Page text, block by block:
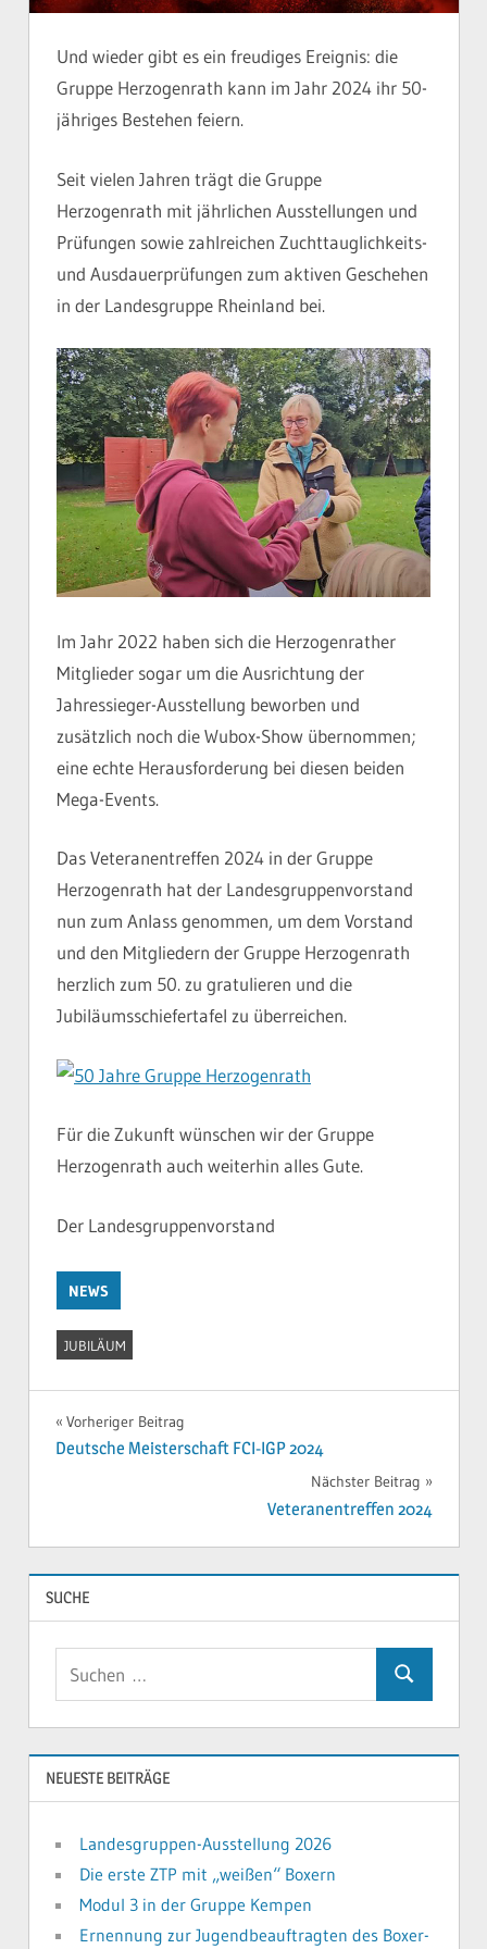
Und wieder gibt es ein freudiges Ereignis: die
Gruppe Herzogenrath kann im Jahr 2024 ihr 50-
jähriges Bestehen feiern.
Seit vielen Jahren trägt die Gruppe
Herzogenrath mit jährlichen Ausstellungen und
Prüfungen sowie zahlreichen Zuchttauglichkeits-
und Ausdauerprüfungen zum aktiven Geschehen
in der Landesgruppe Rheinland bei.
Im Jahr 2022 haben sich die Herzogenrather
Mitglieder sogar um die Ausrichtung der
Jahressieger-Ausstellung beworben und
zusätzlich noch die Wubox-Show übernommen;
eine echte Herausforderung bei diesen beiden
Mega-Events.
Das Veteranentreffen 2024 in der Gruppe
Herzogenrath hat der Landesgruppenvorstand
nun zum Anlass genommen, um dem Vorstand
und den Mitgliedern der Gruppe Herzogenrath
herzlich zum 50. zu gratulieren und die
Jubiläumsschiefertafel zu überreichen.
Für die Zukunft wünschen wir der Gruppe
Herzogenrath auch weiterhin alles Gute.
Der Landesgruppenvorstand
NEWS
JUBILÄUM
Beitragsnavigation
Vorheriger Beitrag
Deutsche Meisterschaft FCI-IGP 2024
Nächster Beitrag
Veteranentreffen 2024
SUCHE
Suchen
NEUESTE BEITRÄGE
Landesgruppen-Ausstellung 2026
Die erste ZTP mit „weißen“ Boxern
Modul 3 in der Gruppe Kempen
Ernennung zur Jugendbeauftragten des Boxer-